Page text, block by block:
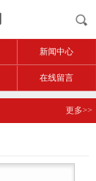
新闻中心
在线留言
更多>>